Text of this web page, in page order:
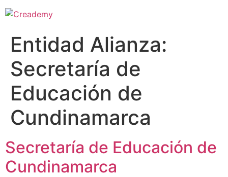
Entidad Alianza:
Secretaría de
Educación de
Cundinamarca
Secretaría de Educación de
Cundinamarca